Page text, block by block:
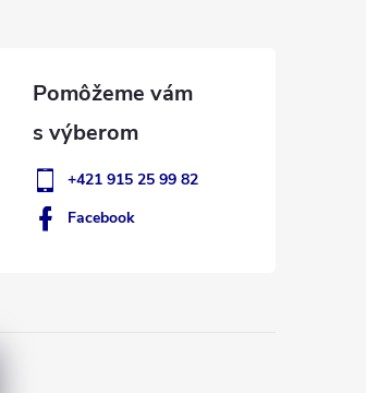
+421 915 25 99 82
Facebook